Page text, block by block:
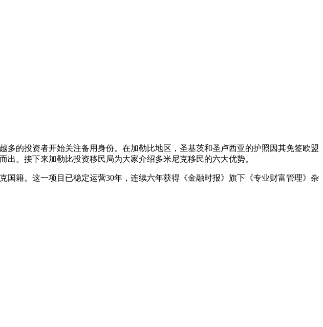
的投资者开始关注备用身份。在加勒比地区，圣基茨和圣卢西亚的护照因其免签欧盟
。接下来加勒比投资移民局为大家介绍多米尼克移民的六大优势。
籍。这一项目已稳定运营30年，连续六年获得《金融时报》旗下《专业财富管理》杂